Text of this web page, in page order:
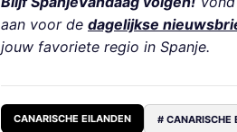
aan voor de dagelijkse
jouw favoriete regio in Spanje.
CANARISCHE EILANDEN # CANARISCHE